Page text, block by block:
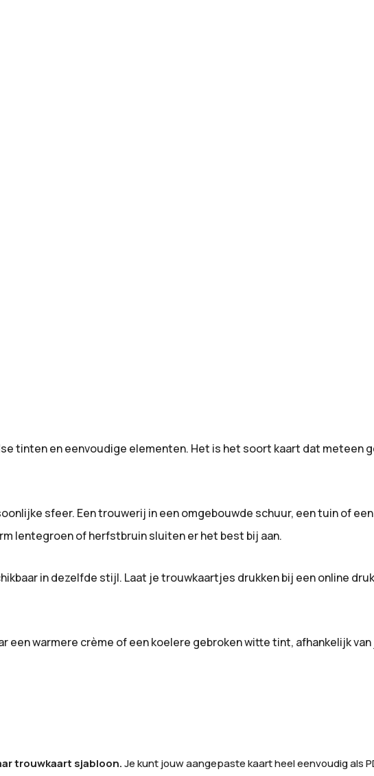
tinten en eenvoudige elementen. Het is het soort kaart dat meteen
sfeer. Een trouwerij in een omgebouwde schuur, een tuin of
lentegroen of herfstbruin sluiten er het best bij aan.
in dezelfde stijl. Laat je trouwkaartjes drukken bij een online
een warmere crème of een koelere gebroken witte tint, afhankelijk
trouwkaart sjabloon.Je kunt jouw aangepaste kaart heel eenvoudig als